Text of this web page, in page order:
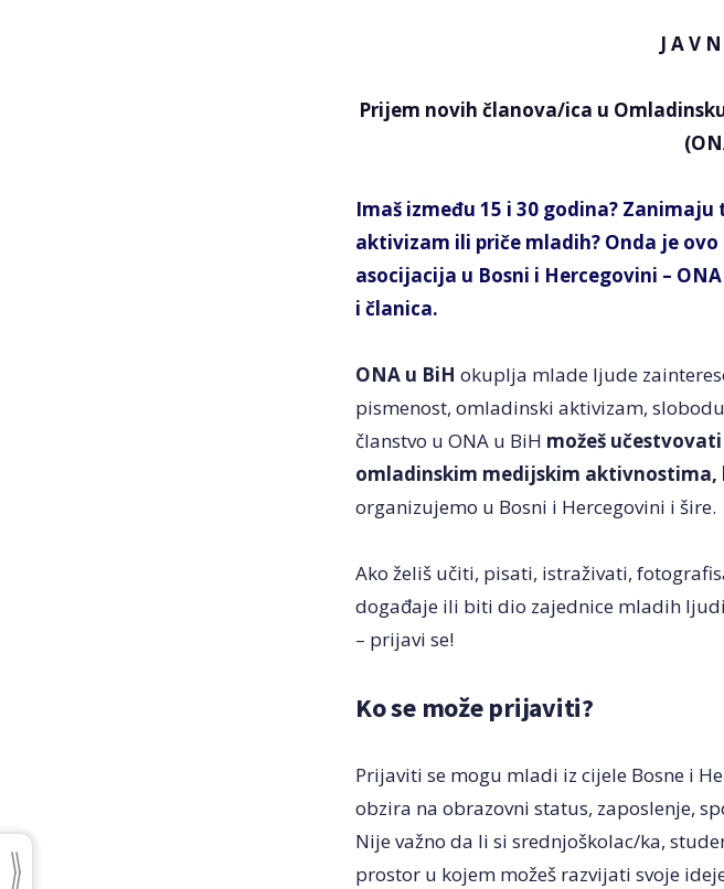
J A V
Prijem novih članova/ica u
Imaš između 15 i 30 godina?
aktivizam ili priče mladih? Onda je
asocijacija u Bosni i Hercegovini –
i članica.
ONA u BiH okuplja mlade ljude
pismenost, omladinski aktivizam,
članstvo u ONA u BiH možeš
omladinskim medijskim
organizujemo u Bosni i Hercegovini i šire.
Ako želiš učiti, pisati, istraživati,
događaje ili biti dio zajednice mladih
– prijavi se!
Ko se može prijaviti?
Prijaviti se mogu mladi iz cijele Bosne i
obzira na obrazovni status, zaposlenje,
Nije važno da li si srednjoškolac/ka,
prostor u kojem možeš razvijati svoje